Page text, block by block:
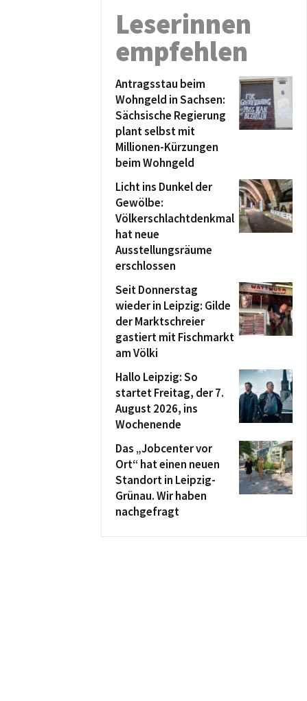
Leserinnen
empfehlen
Antragsstau beim
Wohngeld in Sachsen:
Sächsische Regierung
plant selbst mit
Millionen-Kürzungen
beim Wohngeld
Licht ins Dunkel der
Gewölbe:
Völkerschlachtdenkmal
hat neue
Ausstellungsräume
erschlossen
Seit Donnerstag
wieder in Leipzig: Gilde
der Marktschreier
gastiert mit Fischmarkt
am Völki
Hallo Leipzig: So
startet Freitag, der 7.
August 2026, ins
Wochenende
Das „Jobcenter vor
Ort“ hat einen neuen
Standort in Leipzig-
Grünau. Wir haben
nachgefragt